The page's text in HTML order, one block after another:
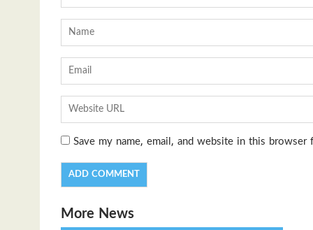
Save my name, email, and website in this
More News